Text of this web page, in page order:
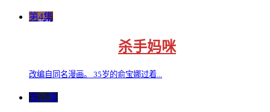
第4集
杀手妈咪
改编自同名漫画。 35岁的俞宝娜过着...
第21集